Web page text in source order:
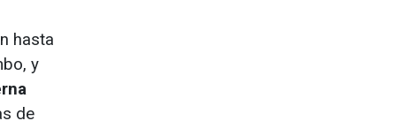
hasta
y
de